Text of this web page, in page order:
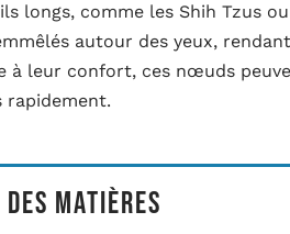
longs, comme les Shih Tzus
autour des yeux,
à leur confort, ces nœuds
rapidement.
matières